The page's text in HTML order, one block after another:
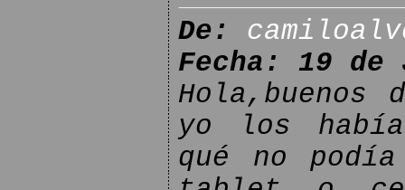
De:
Fecha: 19 de
Hola,buenos
yo los
qué no